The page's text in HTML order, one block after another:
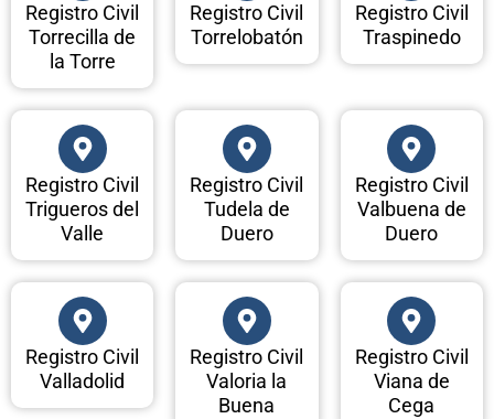
Registro Civil
Torrecilla de
la Torre
Registro Civil
Torrelobatón
Registro Civil
Traspinedo
Registro Civil
Trigueros del
Valle
Registro Civil
Tudela de
Duero
Registro Civil
Valbuena de
Duero
Registro Civil
Valladolid
Registro Civil
Valoria la
Buena
Registro Civil
Viana de
Cega